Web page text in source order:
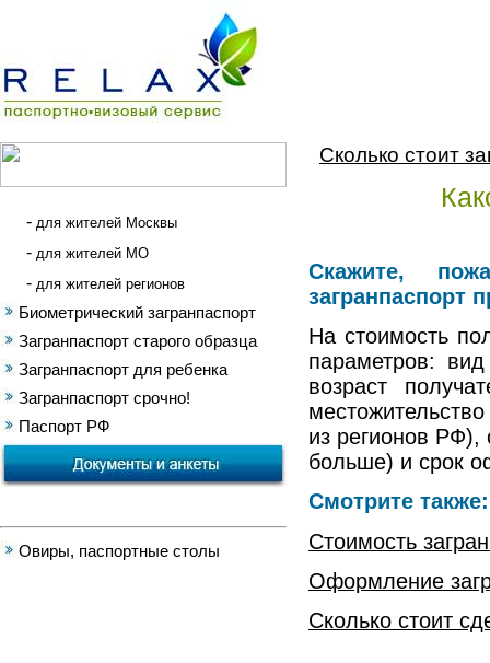
- для жителей Москвы
- для жителей МО
- для жителей регионов
Биометрический загранпаспорт
Загранпаспорт старого образца
Загранпаспорт для ребенка
Загранпаспорт срочно!
Паспорт РФ
Овиры, паспортные cтолы
Сколько стоит
Скажите,
На стоимость
параметров:
возраст
из регионов РФ),
больше) и срок
Смотрите также:
Стоимость
Оформление
Сколько стоит